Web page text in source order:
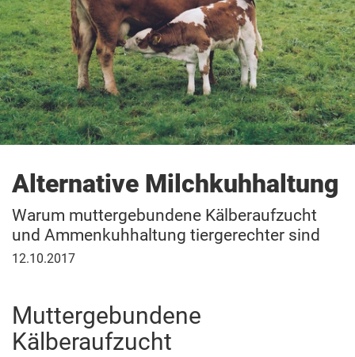
Alternative Milchkuhhaltung
Warum muttergebundene Kälberaufzucht
und Ammenkuhhaltung tiergerechter sind
12.
12.10.2017
Muttergebundene
Kälberaufzucht